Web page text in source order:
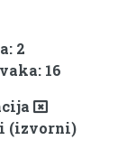
2
16
(izvorni)